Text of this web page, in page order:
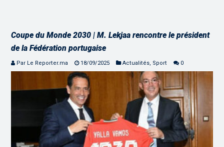
Coupe du Monde 2030 | M. Lekjaa rencontre le président
de la Fédération portugaise
Par Le Reporter.ma 18/09/2025 Actualités, Sport 0